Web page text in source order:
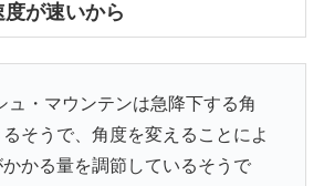
が速いから
ュ・マウンテンは急降下する角
そうで、角度を変えることによ
かる量を調節しているそうで